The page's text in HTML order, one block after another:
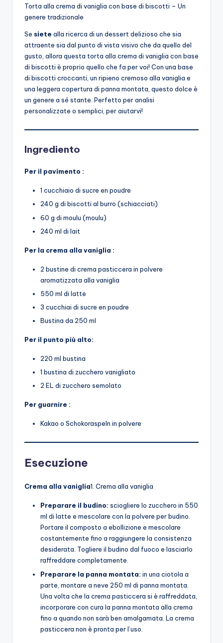
Torta alla crema di vaniglia con base di biscotti – Un
genere tradizionale
Se siete alla ricerca di un dessert delizioso che sia
attraente sia dal punto di vista visivo che da quello del
gusto, allora questa torta alla crema di vaniglia con base
di biscotti è proprio quello che fa per voi! Con una base
di biscotti croccanti, un ripieno cremoso alla vaniglia e
una leggera copertura di panna montata, questo dolce è
un genere a sé stante. Perfetto per analisi
personalizzate o semplici, per aiutarvi!
Ingrediento
Per il pavimento :
1 cucchiaio di sucre en poudre
240 g di biscotti al burro (schiacciati)
60 g di moulu (moulu)
240 ml di lait
Per la crema alla vaniglia :
2 bustine di crema pasticcera in polvere
aromatizzata alla vaniglia
550 ml di latte
3 cucchiai di sucre en poudre
Bustina da 250 ml
Per il punto più alto:
220 ml bustina
1 bustina di zucchero vanigliato
2 EL di zucchero semolato
Per guarnire :
Kakao o Schokoraspeln in polvere
Esecuzione
Crema alla vaniglia1. Crema alla vaniglia
Preparare il budino: sciogliere lo zucchero in 550
ml di latte e mescolare con la polvere per budino.
Portare il composto a ebollizione e mescolare
costantemente fino a raggiungere la consistenza
desiderata. Togliere il budino dal fuoco e lasciarlo
raffreddare completamente.
Preparare la panna montata: in una ciotola a
parte, montare a neve 250 ml di panna montata.
Una volta che la crema pasticcera si è raffreddata,
incorporare con cura la panna montata alla crema
fino a quando non sarà ben amalgamata. La crema
pasticcera non è pronta per l’uso.